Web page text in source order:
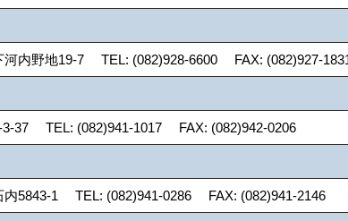
内野地19-7 TEL: (082)928-6600 FAX: (082)927-
37 TEL: (082)941-1017 FAX: (082)942-0206
5843-1 TEL: (082)941-0286 FAX: (082)941-2146